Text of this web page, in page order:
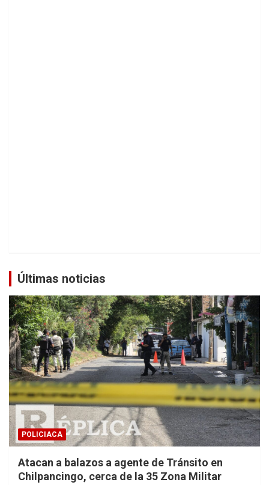
Últimas noticias
POLICIACA
Atacan a balazos a agente de Tránsito en
Chilpancingo, cerca de la 35 Zona Militar